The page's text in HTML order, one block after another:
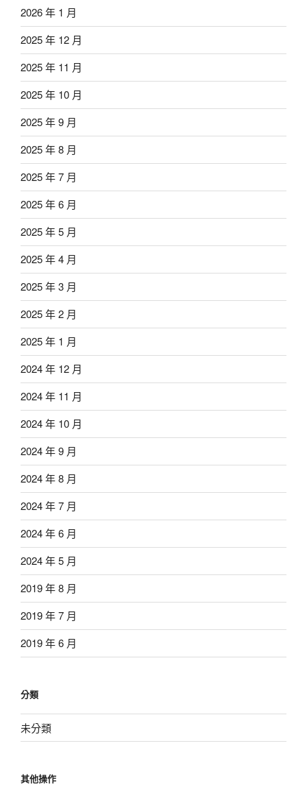
2026 年 1 月
2025 年 12 月
2025 年 11 月
2025 年 10 月
2025 年 9 月
2025 年 8 月
2025 年 7 月
2025 年 6 月
2025 年 5 月
2025 年 4 月
2025 年 3 月
2025 年 2 月
2025 年 1 月
2024 年 12 月
2024 年 11 月
2024 年 10 月
2024 年 9 月
2024 年 8 月
2024 年 7 月
2024 年 6 月
2024 年 5 月
2019 年 8 月
2019 年 7 月
2019 年 6 月
分類
未分類
其他操作